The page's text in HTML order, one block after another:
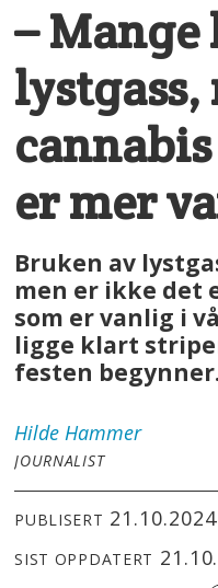
– Mange
lystgass,
er mer
Bruken av
men er ikke det
som er vanlig i
ligge klart
festen
Hilde Hammer
JOURNALIST
PUBLISERT
SIST OPPDATERT